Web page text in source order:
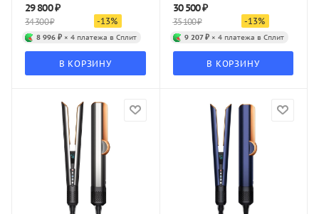
29 800₽
34 300₽ -13%
8 996 ₽ × 4 платежа в Сплит
В КОРЗИНУ
30 500₽
35 100₽ -13%
9 207 ₽× 4 платежа в Сплит
В КОРЗИНУ